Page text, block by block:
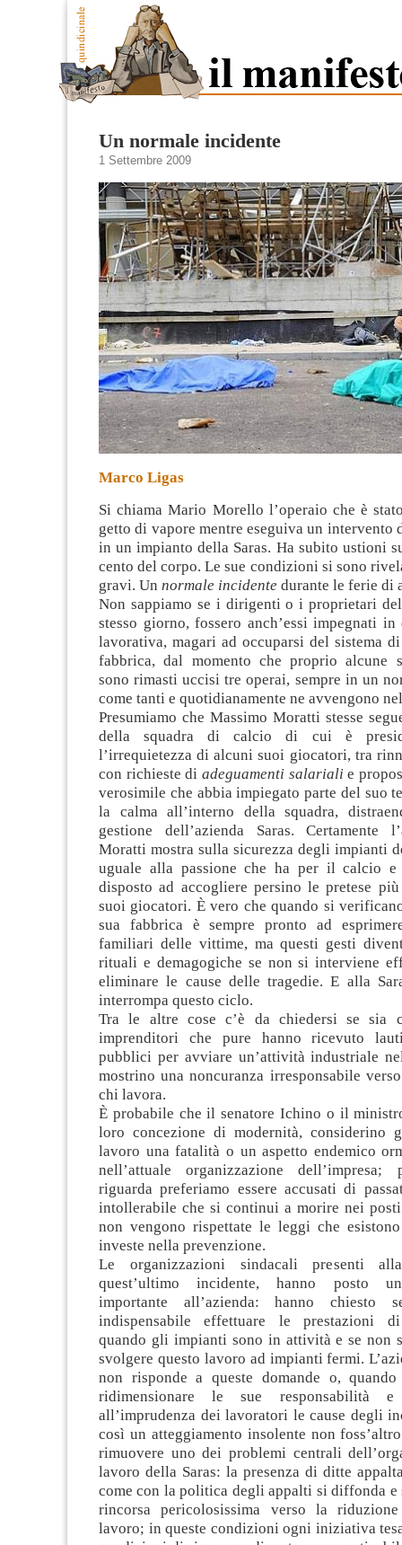
Un normale incidente
1 Settembre 2009
Marco Ligas
Si chiama Mario Morello l’operaio che è
getto di vapore mentre eseguiva un intervento
in un impianto della Saras. Ha subito ustioni
cento del corpo. Le sue condizioni si sono
gravi. Un normale incidente durante le ferie di
Non sappiamo se i dirigenti o i proprietari
stesso giorno, fossero anch’essi impegnati
lavorativa, magari ad occuparsi del sistema
fabbrica, dal momento che proprio alcune
sono rimasti uccisi tre operai, sempre in un
come tanti e quotidianamente ne avvengono
Presumiamo che Massimo Moratti stesse
della squadra di calcio di cui è
l’irrequietezza di alcuni suoi giocatori, tra
con richieste di adeguamenti salarialie
verosimile che abbia impiegato parte del suo
la calma all’interno della squadra,
gestione dell’azienda Saras. Certamente
Moratti mostra sulla sicurezza degli impianti
uguale alla passione che ha per il calcio
disposto ad accogliere persino le pretese
suoi giocatori. È vero che quando si
sua fabbrica è sempre pronto ad
familiari delle vittime, ma questi gesti
rituali e demagogiche se non si interviene
eliminare le cause delle tragedie. E alla
interrompa questo ciclo.
Tra le altre cose c’è da chiedersi se sia
imprenditori che pure hanno ricevuto
pubblici per avviare un’attività industriale
mostrino una noncuranza irresponsabile
chi lavora.
È probabile che il senatore Ichino o il
loro concezione di modernità, considerino
lavoro una fatalità o un aspetto endemico
nell’attuale organizzazione
riguarda preferiamo essere accusati di
intollerabile che si continui a morire nei
non vengono rispettate le leggi che
investe nella prevenzione.
Le organizzazioni sindacali presenti
quest’ultimo incidente, hanno posto
importante all’azienda: hanno chiesto
indispensabile effettuare le prestazioni di
quando gli impianti sono in attività e se non
svolgere questo lavoro ad impianti fermi.
non risponde a queste domande o,
ridimensionare le sue responsabilità
all’imprudenza dei lavoratori le cause degli
così un atteggiamento insolente non
rimuovere uno dei problemi centrali
lavoro della Saras: la presenza di ditte
come con la politica degli appalti si diffonda e
rincorsa pericolosissima verso la
lavoro; in queste condizioni ogni iniziativa